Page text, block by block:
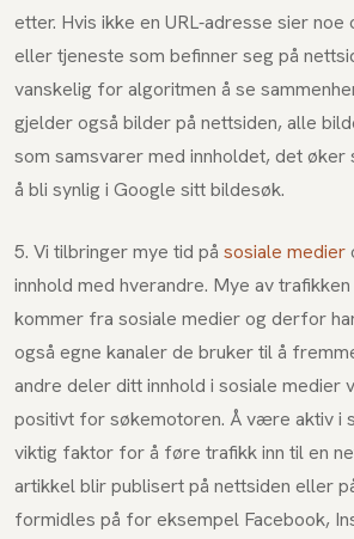
etter. Hvis ikke en URL-adresse sier
eller tjeneste som befinner seg på
vanskelig for algoritmen å se
gjelder også bilder på nettsiden, alle
som samsvarer med innholdet, det øker
å bli synlig i Google sitt bildesøk.
5. Vi tilbringer mye tid på sosiale medier
innhold med hverandre. Mye av
kommer fra sosiale medier og derfor
også egne kanaler de bruker til å
andre deler ditt innhold i sosiale medier
positivt for søkemotoren. Å være aktiv i
viktig faktor for å føre trafikk inn til en
artikkel blir publisert på nettsiden eller
formidles på for eksempel Facebook,